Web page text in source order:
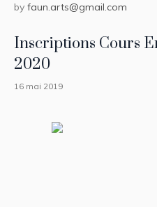
by faun.arts@gmail.com
Inscriptions Cours
2020
16 mai 2019